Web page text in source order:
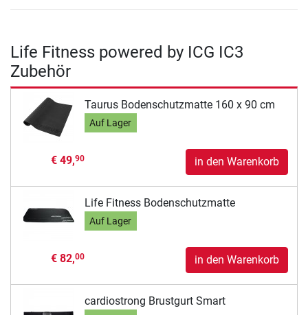
Life Fitness powered by ICG IC3
Zubehör
Taurus Bodenschutzmatte 160 x 90 cm
Auf Lager
€ 49,90 in den Warenkorb
Life Fitness Bodenschutzmatte
Auf Lager
€ 82,00 in den Warenkorb
cardiostrong Brustgurt Smart